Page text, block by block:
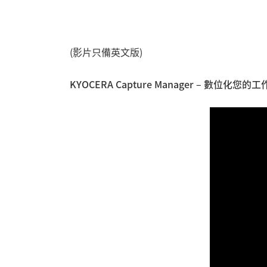
(影片只備英文版)
KYOCERA Capture Manager – 數位化您的工